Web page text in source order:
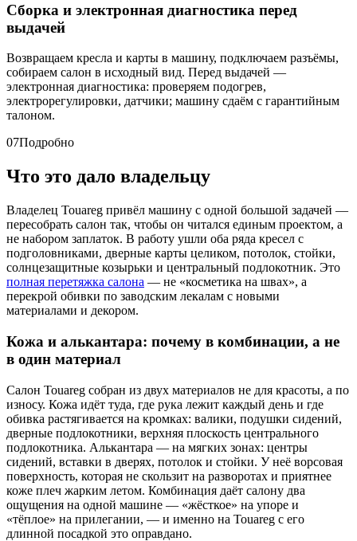
Сборка и электронная диагностика перед
выдачей
Возвращаем кресла и карты в машину, подключаем разъёмы,
собираем салон в исходный вид. Перед выдачей —
электронная диагностика: проверяем подогрев,
электрорегулировки, датчики; машину сдаём с гарантийным
талоном.
07Подробно
Что это дало владельцу
Владелец Touareg привёл машину с одной большой задачей —
пересобрать салон так, чтобы он читался единым проектом, а
не набором заплаток. В работу ушли оба ряда кресел с
подголовниками, дверные карты целиком, потолок, стойки,
солнцезащитные козырьки и центральный подлокотник. Это
полная перетяжка салона — не «косметика на швах», а
перекрой обивки по заводским лекалам с новыми
материалами и декором.
Кожа и алькантара: почему в комбинации, а не
в один материал
Салон Touareg собран из двух материалов не для красоты, а по
износу. Кожа идёт туда, где рука лежит каждый день и где
обивка растягивается на кромках: валики, подушки сидений,
дверные подлокотники, верхняя плоскость центрального
подлокотника. Алькантара — на мягких зонах: центры
сидений, вставки в дверях, потолок и стойки. У неё ворсовая
поверхность, которая не скользит на разворотах и приятнее
коже плеч жарким летом. Комбинация даёт салону два
ощущения на одной машине — «жёсткое» на упоре и
«тёплое» на прилегании, — и именно на Touareg с его
длинной посадкой это оправдано.